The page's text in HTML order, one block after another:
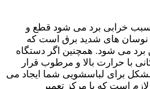
سبب خرابی برد می شود قطع و
های شدید برق است که
برد می شود. همچنین اگر دستگاه
با حرارت بالا و مرطوب قرار
مشکل برای لباسشویی شما ایجاد می
است که با مرکز تعمیر